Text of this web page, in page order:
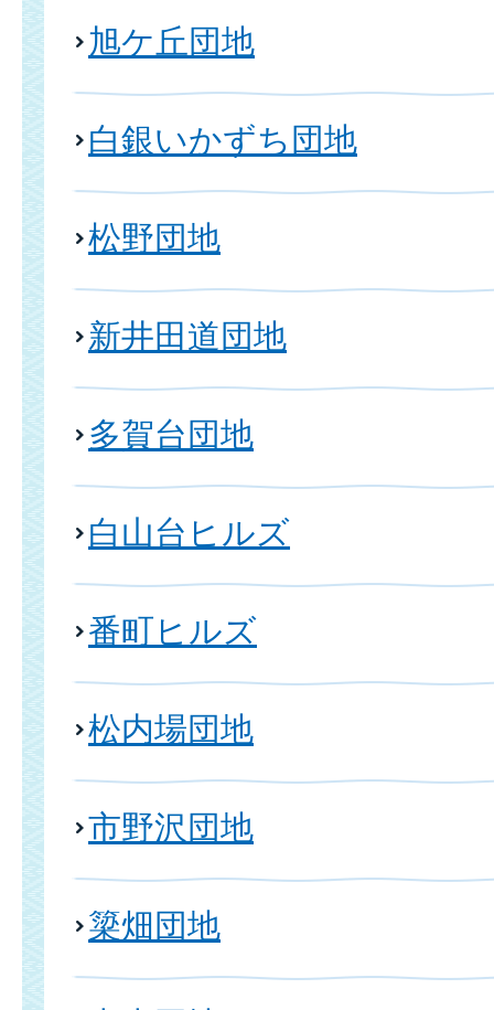
旭ケ丘団地
白銀いかずち団地
松野団地
新井田道団地
多賀台団地
白山台ヒルズ
番町ヒルズ
松内場団地
市野沢団地
簗畑団地